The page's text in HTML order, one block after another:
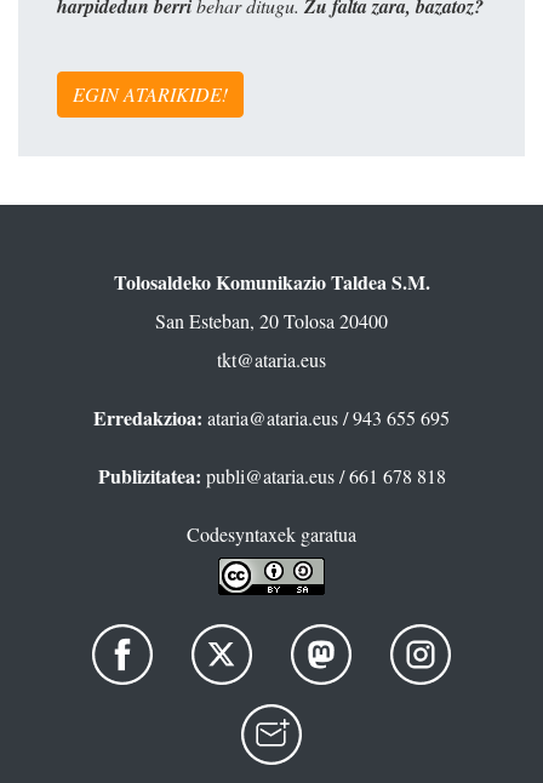
harpidedun berribehar ditugu. Zu falta zara, bazatoz?
EGIN ATARIKIDE!
Tolosaldeko Komunikazio Taldea S.M.
San Esteban, 20 Tolosa 20400
tkt@ataria.eus
Erredakzioa: ataria@ataria.eus/ 943 655 695
Publizitatea: publi@ataria.eus/ 661 678 818
Codesyntaxek garatua